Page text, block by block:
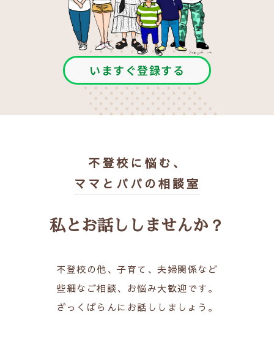
いますぐ登録する
不登校に悩む、
ママとパパの相談室
私とお話ししませんか？
不登校の他、子育て、夫婦関係など
些細なご相談、お悩み大歓迎です。
ざっくばらんにお話ししましょう。